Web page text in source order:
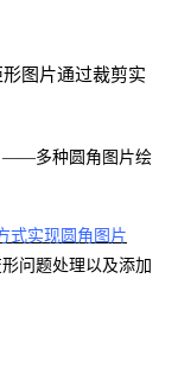
片通过裁剪实
多种圆角图片绘
式实现圆角图片
问题处理以及添加